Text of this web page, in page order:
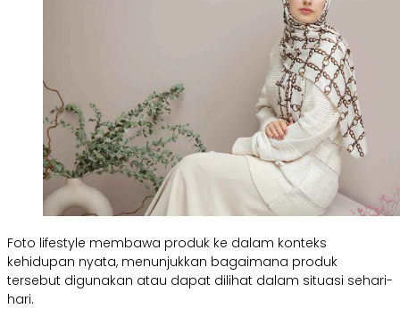
Foto lifestyle membawa produk ke dalam konteks
kehidupan nyata, menunjukkan bagaimana produk
tersebut digunakan atau dapat dilihat dalam situasi sehari-
hari.